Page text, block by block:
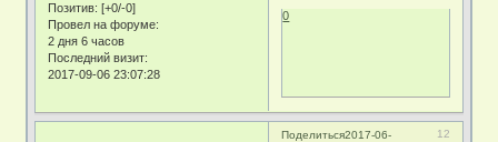
Позитив: [+0/-0]
Провел на форуме:
2 дня 6 часов
Последний визит:
2017-09-06 23:07:28
0
Поделиться 12
2017-06-